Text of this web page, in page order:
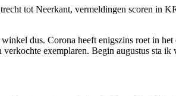
tot Neerkant, vermeldingen scoren in
dus. Corona heeft enigszins roet in
exemplaren. Begin augustus sta